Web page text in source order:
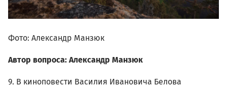
Фото: Александр Манзюк
Автор вопроса: Александр Манзюк
9. В киноповести Василия Ивановича Белова